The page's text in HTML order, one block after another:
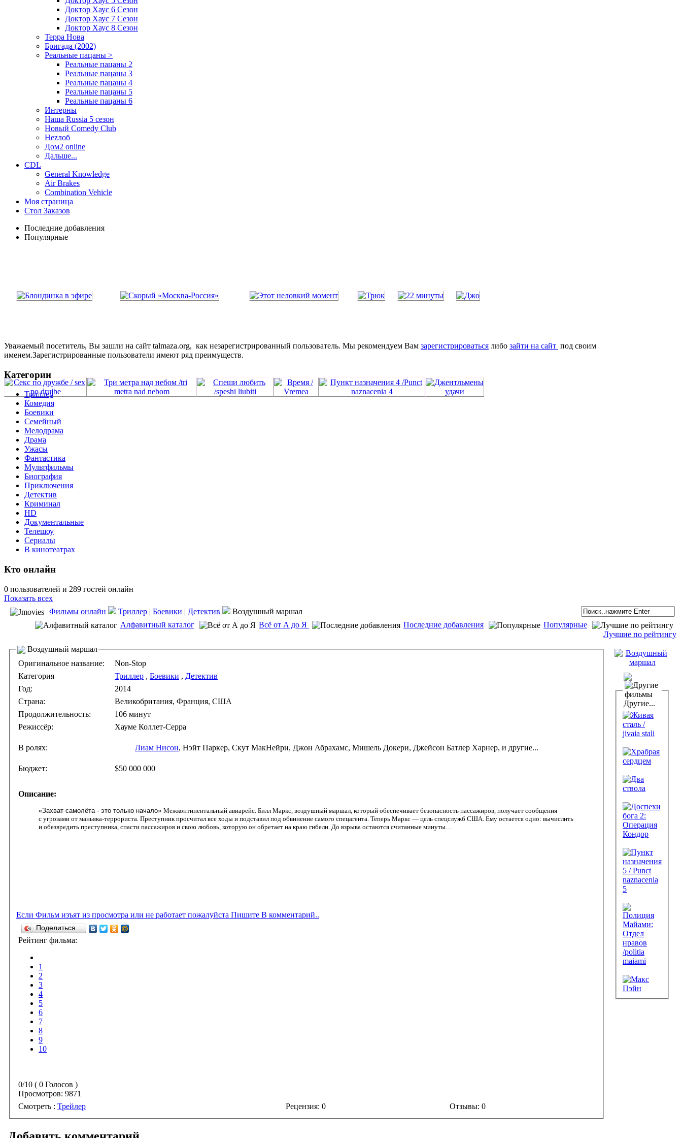
Доктор Хаус 6 Сезон
Доктор Хаус 7 Сезон
Доктор Хаус 8 Сезон
Терра Нова
Бригада (2002)
Реальные пацаны >
Реальные пацаны 2
Реальные пацаны 3
Реальные пацаны 4
Реальные пацаны 5
Реальные пацаны 6
Интерны
Наша Russia 5 сезон
Новый Comedy Club
Неzлоб
Дом2 online
Дальше...
CDL
General Knowledge
Air Brakes
Combination Vehicle
Моя страница
Стол Заказов
Последние добавления
Популярные
Уважаемый посетитель, Вы зашли на сайт talmaza.org, как незарегистрированный пользователь. Мы рекомендуем Вам зарегистрироваться либо зайти на сайт под своим
именем.Зарегистрированные пользователи имеют ряд преимуществ.
Категории
Триллер
Комедия
Боевики
Семейный
Мелодрама
Драма
Ужасы
Фантастика
Мультфильмы
Биография
Приключения
Детектив
Криминал
HD
Документальные
Телешоу
Сериалы
В кинотеатрах
Кто онлайн
0 пользователей и 289 гостей онлайн
Показать всех
Фильмы онлайн
Триллер | Боевики | Детектив
Воздушный маршал
Алфавитный каталог
Всё от А до Я Последние добавления
Популярные
Лучшие по рейтингу
Воздушный маршал
Оригинальное название:
Non-Stop
Категория
Триллер , Боевики , Детектив
Год:
2014
Страна:
Великобритания, Франция, США
Продолжительность:
106 минут
Режиссёр:
Хауме Коллет-Серра
В ролях: Лиам Нисон, Нэйт Паркер, Скут МакНейри, Джон Абрахамс, Мишель Докери, Джейсон Батлер Харнер, и другие...
Бюджет: $50 000 000
Описание:
«Захват самолёта - это только начало» Межконтинентальный авиарейс. Билл Маркс, воздушный маршал, который обеспечивает безопасность пассажиров, получает сообщения
с угрозами от маньяка-террориста. Преступник просчитал все ходы и подставил под обвинение самого спецагента. Теперь Маркс — цель спецслужб США. Ему остается одно: вычислить
и обезвредить преступника, спасти пассажиров и свою любовь, которую он обретает на краю гибели. До взрыва остаются считанные минуты…
Если Фильм изъят из просмотра или не работает пожалуйста Пишите В комментарий..
Поделиться…
Рейтинг фильма:
1
2
3
4
5
6
7
8
9
10
0/10 ( 0 Голосов )
Просмотров: 9871
Смотреть : Трейлер Рецензия: 0 Отзывы: 0
Другие...